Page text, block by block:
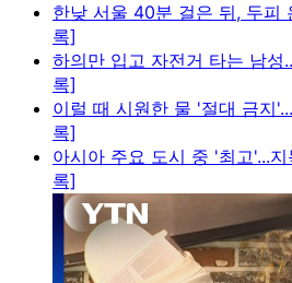
한낮 서울 40분 걸은 뒤, 두피
록]
하의만 입고 자전거 타는 남성
록]
이럴 때 시원한 물 '절대 금지
록]
아시아 주요 도시 중 '최고'...
록]